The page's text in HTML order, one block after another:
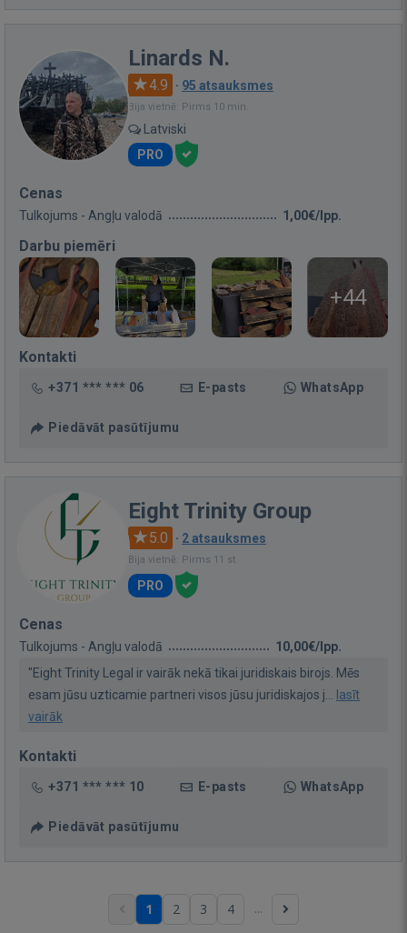
Linards N.
4.9 · 95 atsauksmes
Bija vietnē: Pirms 10 min.
Latviski
PRO
Cenas
Tulkojums - Angļu valodā 1,00€/lpp.
Darbu piemēri
+44
Kontakti
+371 *** *** 06 E-pasts WhatsApp
Piedāvāt pasūtījumu
Eight Trinity Group
5.0 · 2 atsauksmes
Bija vietnē: Pirms 11 st.
PRO
Cenas
Tulkojums - Angļu valodā
10,00€/lpp.
"Eight Trinity Legal ir vairāk nekā tikai juridiskais birojs. Mēs
esam jūsu uzticamie partneri visos jūsu juridiskajos j... lasīt
vairāk
Kontakti
+371 *** *** 10 E-pasts WhatsApp
Piedāvāt pasūtījumu
1 2 3 4 ...